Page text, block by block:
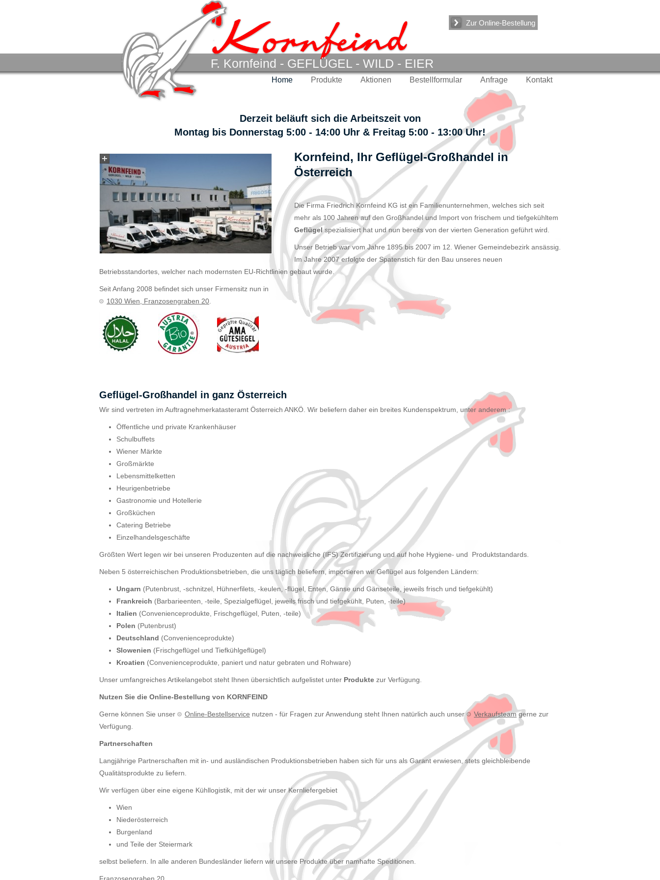
Zur Online-Bestellung
F. Kornfeind - GEFLÜGEL - WILD - EIER
Home Produkte Aktionen Bestellformular Anfrage Kontakt
Derzeit beläuft sich die Arbeitszeit von
Montag bis Donnerstag 5:00 - 14:00 Uhr & Freitag 5:00 - 13:00 Uhr!
Kornfeind, Ihr Geflügel-Großhandel in
Österreich
Die Firma Friedrich Kornfeind KG ist ein Familienunternehmen, welches sich seit
mehr als 100 Jahren auf den Großhandel und Import von frischem und tiefgekühltem
Geflügelspezialisiert hat und nun bereits von der vierten Generation geführt wird.
Unser Betrieb war vom Jahre 1895 bis 2007 im 12. Wiener Gemeindebezirk ansässig.
Im Jahre 2007 erfolgte der Spatenstich für den Bau unseres neuen
Betriebsstandortes, welcher nach modernsten EU-Richtlinien gebaut wurde.
Seit Anfang 2008 befindet sich unser Firmensitz nun in
1030 Wien, Franzosengraben 20
Geflügel-Großhandel in ganz Österreich
Wir sind vertreten im Auftragnehmerkatasteramt Österreich ANKÖ. Wir beliefern daher ein breites Kundenspektrum, unter anderem :
Öffentliche und private Krankenhäuser
Schulbuffets
Wiener Märkte
Großmärkte
Lebensmittelketten
Heurigenbetriebe
Gastronomie und Hotellerie
Großküchen
Catering Betriebe
Einzelhandelsgeschäfte
Größten Wert legen wir bei unseren Produzenten auf die nachweisliche (IFS) Zertifizierung und auf hohe Hygiene- und Produktstandards.
Neben 5 österreichischen Produktionsbetrieben, die uns täglich beliefern, importieren wir Geflügel aus folgenden Ländern:
Ungarn (Putenbrust, -schnitzel, Hühnerfilets, -keulen, -flügel, Enten, Gänse und Gänseteile, jeweils frisch und tiefgekühlt)
Frankreich (Barbarieenten, -teile, Spezialgeflügel, jeweils frisch und tiefgekühlt, Puten, -teile)
Italien (Convenienceprodukte, Frischgeflügel, Puten, -teile)
Polen (Putenbrust)
Deutschland (Convenienceprodukte)
Slowenien (Frischgeflügel und Tiefkühlgeflügel)
Kroatien (Convenienceprodukte, paniert und natur gebraten und Rohware)
Unser umfangreiches Artikelangebot steht Ihnen übersichtlich aufgelistet unter Produkte zur Verfügung.
Nutzen Sie die Online-Bestellung von KORNFEIND
Gerne können Sie unser Online-Bestellservice nutzen - für Fragen zur Anwendung steht Ihnen natürlich auch unser Verkaufsteamgerne zur
Verfügung.
Partnerschaften
Langjährige Partnerschaften mit in- und ausländischen Produktionsbetrieben haben sich für uns als Garant erwiesen, stets gleichbleibende
Qualitätsprodukte zu liefern.
Wir verfügen über eine eigene Kühllogistik, mit der wir unser Kernliefergebiet
Wien
Niederösterreich
Burgenland
und Teile der Steiermark
selbst beliefern. In alle anderen Bundesländer liefern wir unsere Produkte über namhafte Speditionen.